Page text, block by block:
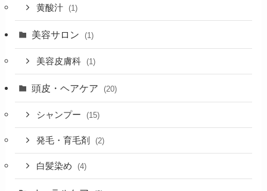
黄酸汁 (1)
美容サロン (1)
美容皮膚科 (1)
頭皮・ヘアケア (20)
シャンプー (15)
発毛・育毛剤 (2)
白髪染め (4)